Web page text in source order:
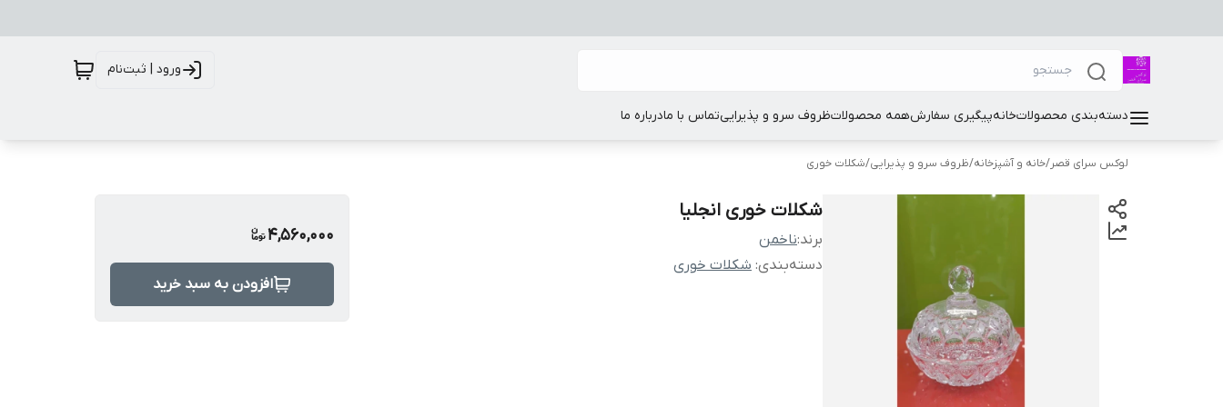
ورود | ثبت‌نام
دسته‌بندی محصولاتخانهپیگیری سفارشهمه محصولاتظروف سرو و پذیراییتماس با مادرباره ما
لوکس سرای قصر/خانه و آشپزخانه/ظروف سرو و پذیرایی/شکلات خوری
شکلات خوری انجلیا
برند:ناخمن
دسته‌بندی: شکلات خوری
4,560,000
افزودن به سبد خرید